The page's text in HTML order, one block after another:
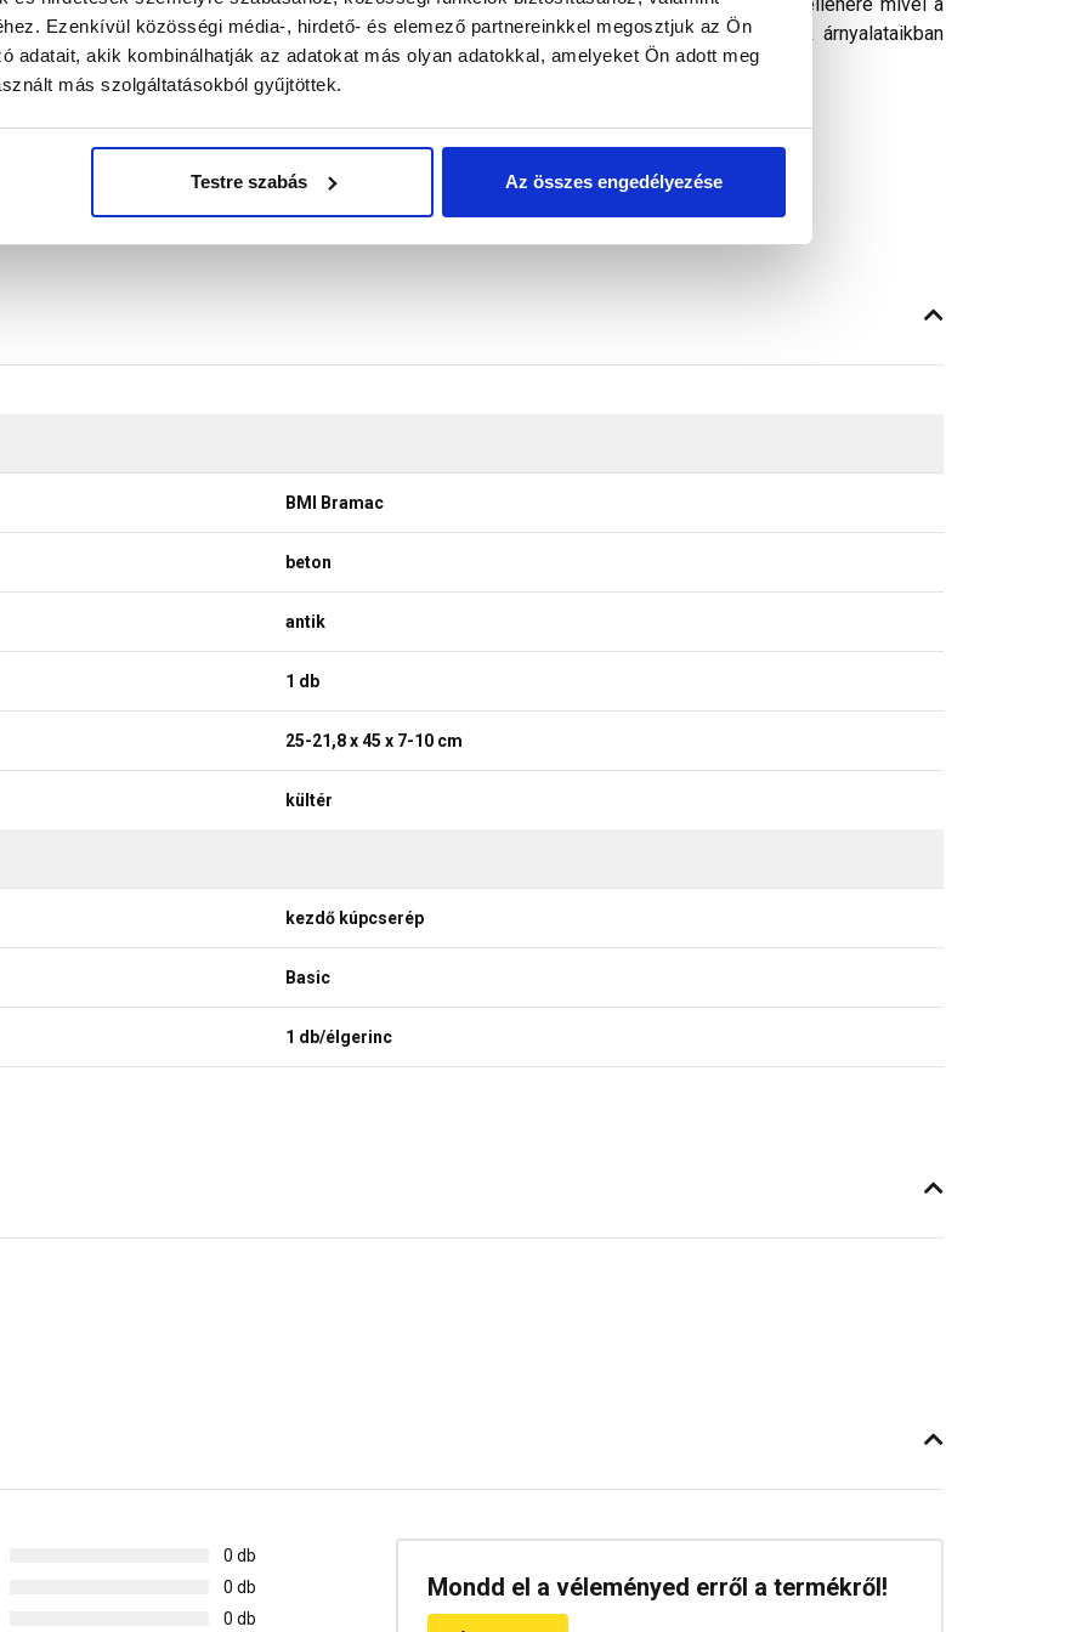
Ezenkívül közösségi média-, hirdető- és elemező partnereinkkel megosztjuk az Ön
adatait, akik kombinálhatják az adatokat más olyan adatokkal, amelyeket Ön adott meg
más szolgáltatásokból gyűjtöttek.
Testre szabás Az összes engedélyezése
a legtöbb esetben nem tükrözik 100%-ban a valóságot, a képeken látható színek árnyalataikban
BMI Bramac
beton
antik
1 db
25-21,8 x 45 x 7-10 cm
kültér
kezdő kúpcserép
Basic
1 db/élgerinc
0 db
0 db
0 db
Mondd el a véleményed erről a termékről!